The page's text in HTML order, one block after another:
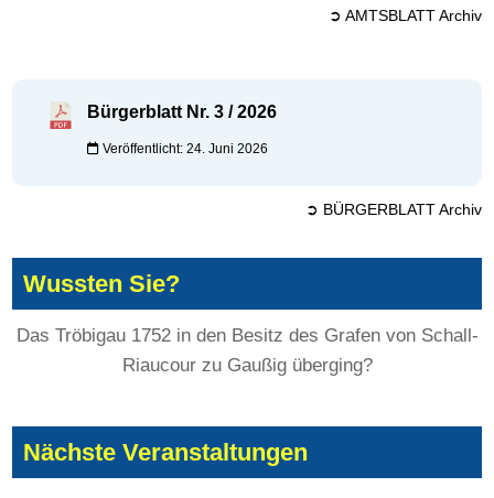
➲ AMTSBLATT Archiv
Bürgerblatt Nr. 3 / 2026
Veröffentlicht: 24. Juni 2026
➲ BÜRGERBLATT Archiv
Wussten Sie?
Das Tröbigau 1752 in den Besitz des Grafen von Schall-
Riaucour zu Gaußig überging?
Nächste Veranstaltungen